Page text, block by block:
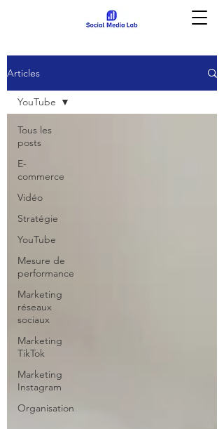
Articles
Tous les
posts
E-
commerce
Vidéo
Stratégie
YouTube
Mesure de
performance
Marketing
réseaux
sociaux
Marketing
TikTok
Marketing
Instagram
Organisation
YouTube